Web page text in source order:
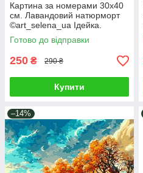
Картина за номерами 30х40
см. Лавандовий натюрморт
©art_selena_ua Ідейка.
KHO5725
Готово до відправки
250 ₴ 290 ₴
Купити
–14%